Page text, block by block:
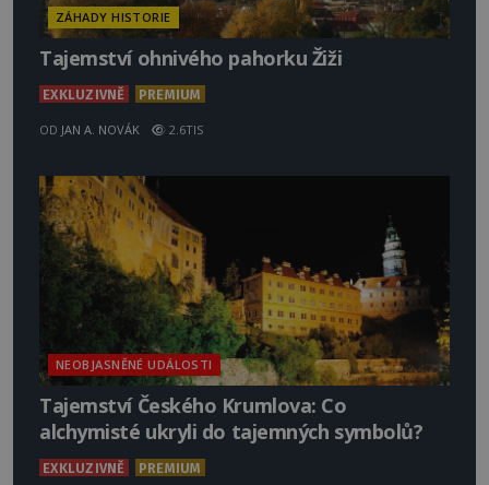
ZÁHADY HISTORIE
Tajemství ohnivého pahorku Žiži
EXKLUZIVNĚ PREMIUM
OD JAN A. NOVÁK 2.6TIS
NEOBJASNĚNÉ UDÁLOSTI
Tajemství Českého Krumlova: Co
alchymisté ukryli do tajemných symbolů?
EXKLUZIVNĚ PREMIUM